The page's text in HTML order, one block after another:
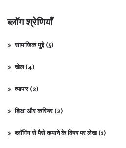
बेहोश हो जाएं, तो याद रखें, हम तो बस प्यार बांट रहे
ब्लॉग श्रेणियाँ
सामाजिक मुद्दे (5)
खेल (4)
व्यापार (2)
शिक्षा और करियर (2)
ब्लॉगिंग से पैसे कमाने के विषय पर लेख (1)